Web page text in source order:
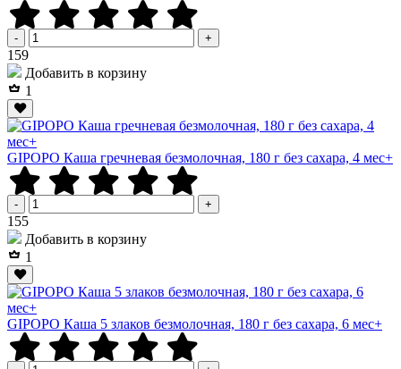
- +
159Р
Добавить в корзину
1
GIPOPO Каша гречневая безмолочная, 180 г без сахара, 4 мес+
- +
155Р
Добавить в корзину
1
GIPOPO Каша 5 злаков безмолочная, 180 г без сахара, 6 мес+